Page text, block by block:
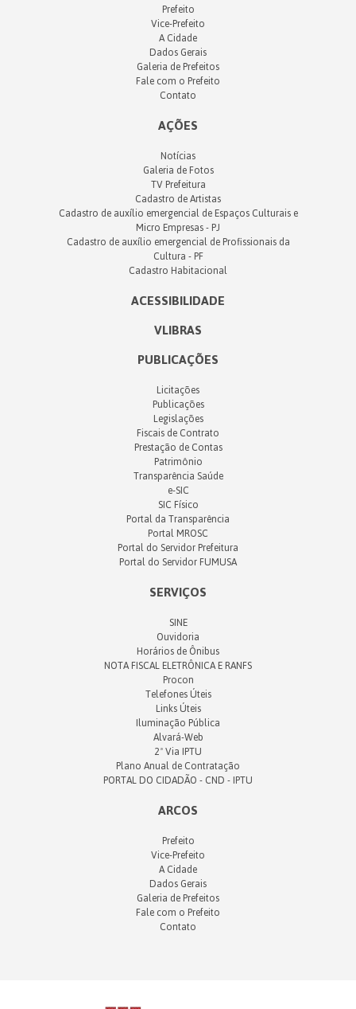
Prefeito
Vice-Prefeito
A Cidade
Dados Gerais
Galeria de Prefeitos
Fale com o Prefeito
Contato
AÇÕES
Notícias
Galeria de Fotos
TV Prefeitura
Cadastro de Artistas
Cadastro de auxílio emergencial de Espaços Culturais e
Micro Empresas - PJ
Cadastro de auxílio emergencial de Profissionais da
Cultura - PF
Cadastro Habitacional
ACESSIBILIDADE
VLIBRAS
PUBLICAÇÕES
Licitações
Publicações
Legislações
Fiscais de Contrato
Prestação de Contas
Patrimônio
Transparência Saúde
e-SIC
SIC Físico
Portal da Transparência
Portal MROSC
Portal do Servidor Prefeitura
Portal do Servidor FUMUSA
SERVIÇOS
SINE
Ouvidoria
Horários de Ônibus
NOTA FISCAL ELETRÔNICA E RANFS
Procon
Telefones Úteis
Links Úteis
Iluminação Pública
Alvará-Web
2ª Via IPTU
Plano Anual de Contratação
PORTAL DO CIDADÃO - CND - IPTU
ARCOS
Prefeito
Vice-Prefeito
A Cidade
Dados Gerais
Galeria de Prefeitos
Fale com o Prefeito
Contato